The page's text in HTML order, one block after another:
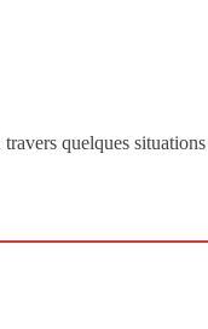
travers quelques